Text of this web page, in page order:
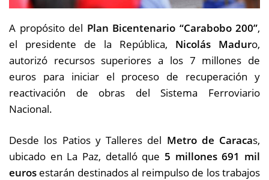
A propósito del Plan Bicentenario “Carabobo 200”,
el presidente de la República, Nicolás Maduro,
autorizó recursos superiores a los 7 millones de
euros para iniciar el proceso de recuperación y
reactivación de obras del Sistema Ferroviario
Nacional.
Desde los Patios y Talleres del Metro de Caracas,
ubicado en La Paz, detalló que 5 millones 691 mil
euros estarán destinados al reimpulso de los trabajos